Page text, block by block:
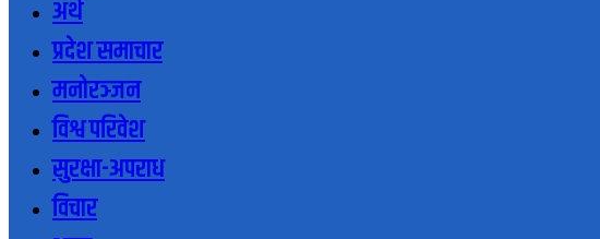
अर्थ
प्रदेश समाचार
मनोरञ्जन
विश्व परिवेश
सुरक्षा-अपराध
विचार